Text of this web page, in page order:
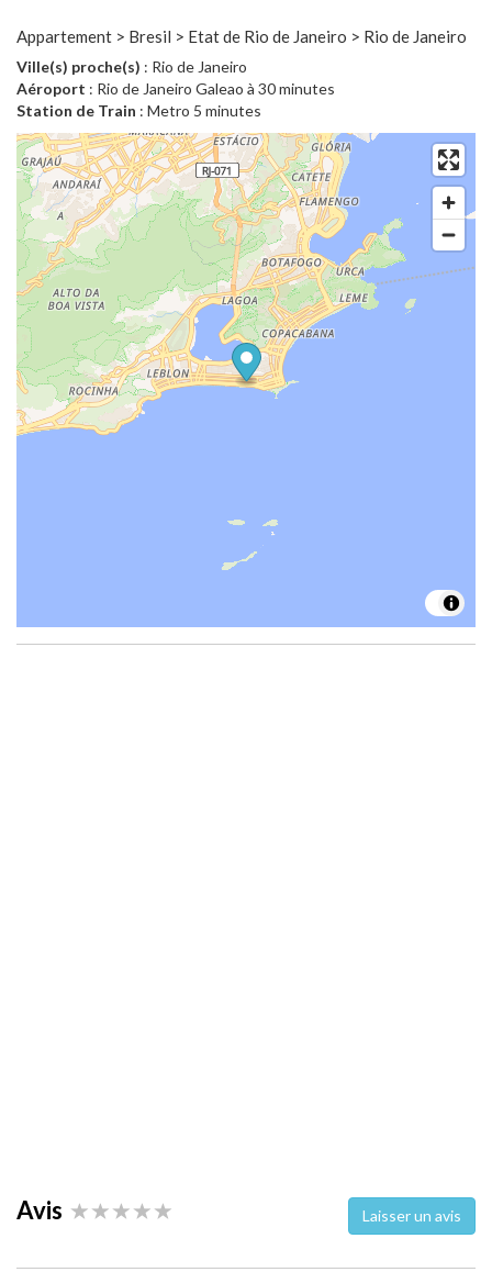
Appartement > Bresil > Etat de Rio de Janeiro > Rio de Janeiro
Ville(s) proche(s) : Rio de Janeiro
Aéroport : Rio de Janeiro Galeao à 30 minutes
Station de Train : Metro 5 minutes
Avis Laisser un avis